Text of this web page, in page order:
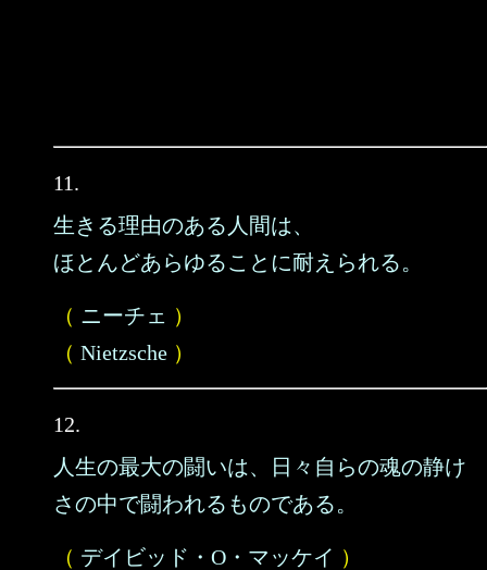
11.
生きる理由のある人間は、
ほとんどあらゆることに耐えられる。
（ ニーチェ ）
（ Nietzsche ）
12.
人生の最大の闘いは、日々自らの魂の静け
さの中で闘われるものである。
（ デイビッド・O・マッケイ ）